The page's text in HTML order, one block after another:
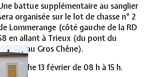
battue supplémentaire au sanglier
organisée sur le lot de chasse n° 2
Lommerange (côté gauche de la RD
en allant à Trieux {du pont du
Conroy au Gros Chêne}.
13 février de 08 h à 15 h.